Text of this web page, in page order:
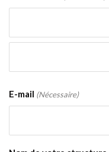
E-mail (Nécessaire)